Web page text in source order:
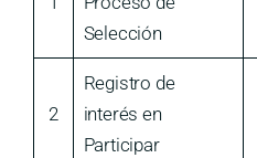
Selección
2
Registro de
interés en
Participar